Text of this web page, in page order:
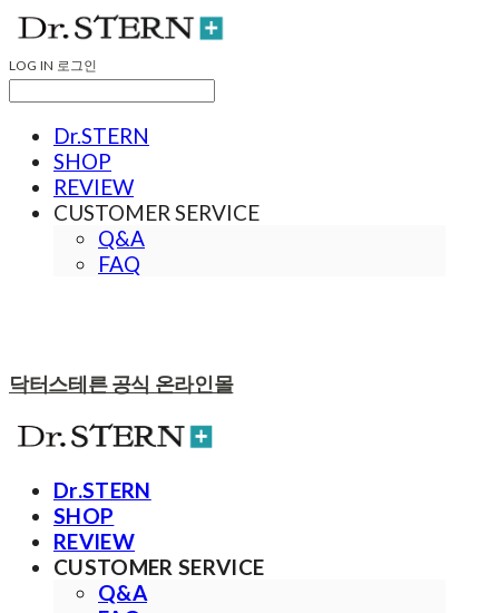
LOG IN 로그인
Dr.STERN
SHOP
REVIEW
CUSTOMER SERVICE
Q&A
FAQ
닥터스테른 공식 온라인몰
Dr.STERN
SHOP
REVIEW
CUSTOMER SERVICE
Q&A